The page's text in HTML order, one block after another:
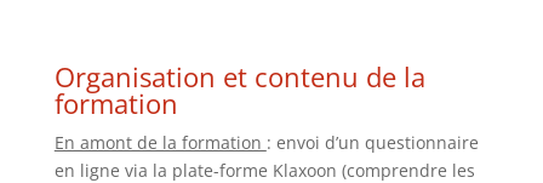
Organisation et contenu de la
formation
En amont de la formation : envoi d’un questionnaire
en ligne via la plate-forme Klaxoon (comprendre les